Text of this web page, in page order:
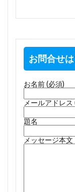
お問合せ
お名前 (必須)
メールアドレス
題名
メッセージ本文